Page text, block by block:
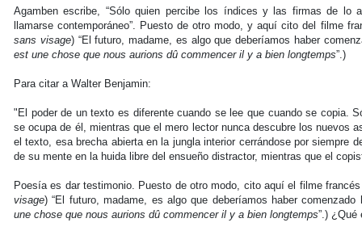
Agamben escribe, “Sólo quien percibe los índices y las firmas de lo
llamarse contemporáneo”. Puesto de otro modo, y aquí cito del filme
sans visage) “El futuro, madame, es algo que deberíamos haber
est une chose que nous aurions dû commencer il y a bien longtemps”.)
Para citar a Walter Benjamin:
"El poder de un texto es diferente cuando se lee que cuando se copia.
se ocupa de él, mientras que el mero lector nunca descubre los nuevos
el texto, esa brecha abierta en la jungla interior cerrándose por siempre
de su mente en la huida libre del ensueño distractor, mientras que el
Poesía es dar testimonio. Puesto de otro modo, cito aquí el filme francés
visage) “El futuro, madame, es algo que deberíamos haber comenzado
une chose que nous aurions dû commencer il y a bien longtemps”.) ¿Qué